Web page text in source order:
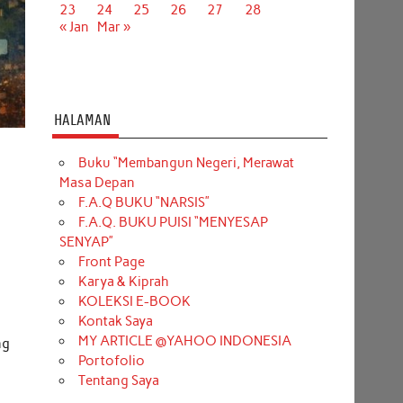
23 24 25 26 27
28
« Jan
Mar »
HALAMAN
Buku “Membangun Negeri, Merawat
Masa Depan
F.A.Q BUKU “NARSIS”
F.A.Q. BUKU PUISI “MENYESAP
SENYAP”
Front Page
Karya & Kiprah
KOLEKSI E-BOOK
Kontak Saya
MY ARTICLE @YAHOO INDONESIA
Portofolio
Tentang Saya